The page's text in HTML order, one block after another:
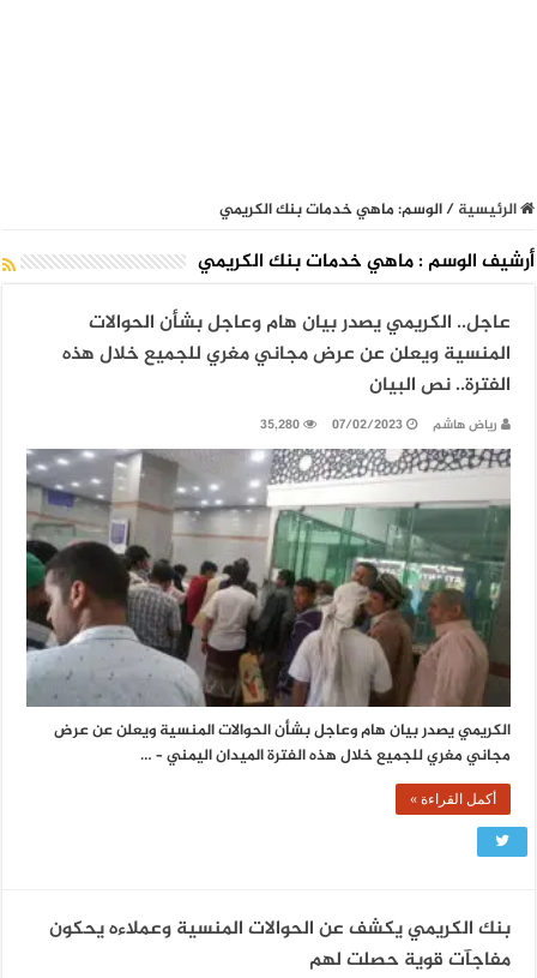
الرئيسية/الوسم:ماهي خدمات بنك الكريمي
أرشيف الوسم :ماهي خدمات بنك الكريمي
عاجل.. الكريمي يصدر بيان هام وعاجل بشأن الحوالات
المنسية ويعلن عن عرض مجاني مغري للجميع خلال هذه
الفترة.. نص البيان
رياض هاشم 07/02/2023
35,280
الكريمي يصدر بيان هام وعاجل بشأن الحوالات المنسية ويعلن عن عرض
مجاني مغري للجميع خلال هذه الفترة الميدان اليمني – …
أكمل القراءة »
بنك الكريمي يكشف عن الحوالات المنسية وعملاءه يحكون
مفاجآت قوية حصلت لهم